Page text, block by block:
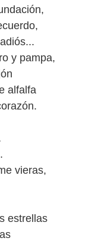
y pampa,
alfalfa
vieras,
estrellas